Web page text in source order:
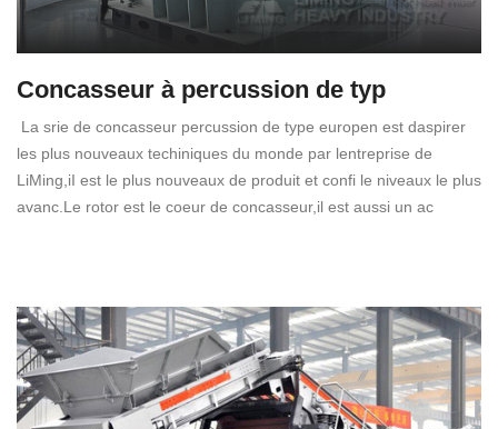
Concasseur à percussion de typ
La srie de concasseur percussion de type europen est daspirer
les plus nouveaux techiniques du monde par lentreprise de
LiMing,iI est le plus nouveaux de produit et confi le niveaux le plus
avanc.Le rotor est le coeur de concasseur,il est aussi un ac